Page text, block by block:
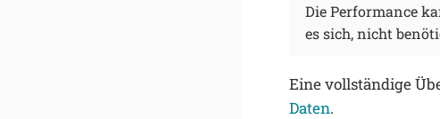
Die Performance
es sich, nicht
Eine vollständige
Daten.